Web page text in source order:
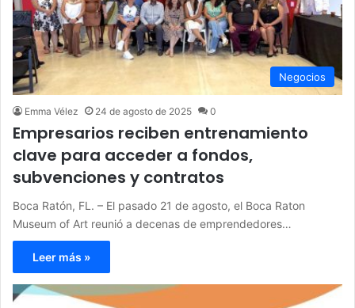
Negocios
Emma Vélez 24 de agosto de 2025 0
Empresarios reciben entrenamiento
clave para acceder a fondos,
subvenciones y contratos
Boca Ratón, FL. – El pasado 21 de agosto, el Boca Raton
Museum of Art reunió a decenas de emprendedores…
Leer más »